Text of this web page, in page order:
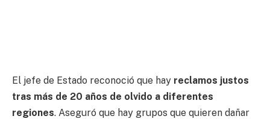
El jefe de Estado reconoció que hay reclamos justos
tras más de 20 años de olvido a diferentes
regiones. Aseguró que hay grupos que quieren dañar